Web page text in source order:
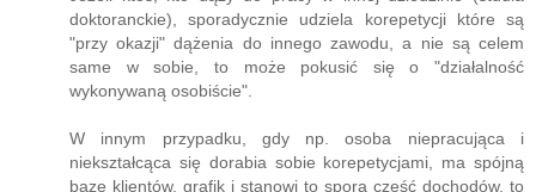
doktoranckie), sporadycznie udziela korepetycji które są
"przy okazji" dążenia do innego zawodu, a nie są celem
same w sobie, to może pokusić się o "działalność
wykonywaną osobiście".
W innym przypadku, gdy np. osoba niepracująca i
niekształcąca się dorabia sobie korepetycjami, ma spójną
bazę klientów, grafik i stanowi to sporą część dochodów, to